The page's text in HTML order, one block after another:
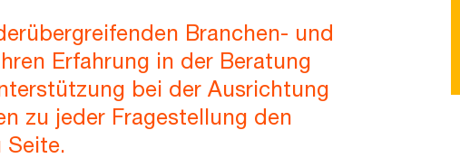
Branchen- und
Erfahrung in der Beratung
bei der Ausrichtung
zu jeder Fragestellung den
Seite.